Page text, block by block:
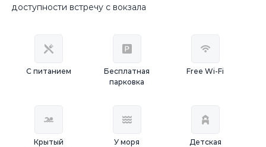
доступности встречу с вокзала
С питанием
Бесплатная
парковка
Free Wi-Fi
Крытый
У моря
Детская